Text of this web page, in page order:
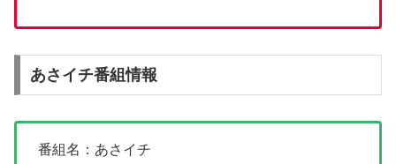
あさイチ番組情報
番組名：あさイチ